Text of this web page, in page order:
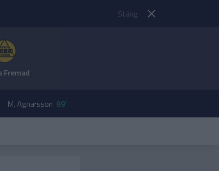
Stäng
Fremad
M. Agnarsson 89'